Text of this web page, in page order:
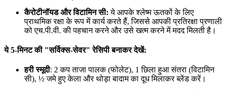
कैरोटीनॉयड और विटामिन सी: ये आपके श्लेष्म ऊतकों के लिए
प्राथमिक रक्षा के रूप में कार्य करते हैं, जिससे आपकी प्रतिरक्षा प्रणाली
को एच.पी.वी. की पहचान करने और उसे खत्म करने में मदद मिलती है।
ये 5-मिनट की "सर्विक्स-सेवर" रेसिपी बनाकर देखें:
हरी स्मूदी: 2 कप ताजा पालक (फोलेट), 1 छिला हुआ संतरा (विटामिन
सी), ½ जमे हुए केला और थोड़ा बादाम का दूध मिलाकर ब्लेंड करें।